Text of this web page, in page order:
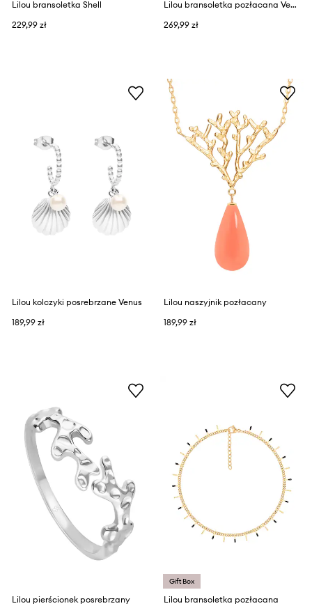
Lilou bransoletka Shell
229,99 zł
Lilou bransoletka pozłacana Venus
269,99 zł
Lilou kolczyki posrebrzane Venus
189,99 zł
Lilou naszyjnik pozłacany
189,99 zł
Lilou pierścionek posrebrzany
Gift Box
Lilou bransoletka pozłacana